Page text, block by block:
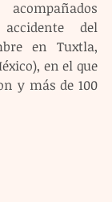
del
en Tuxtla,
en el que
y más de 100